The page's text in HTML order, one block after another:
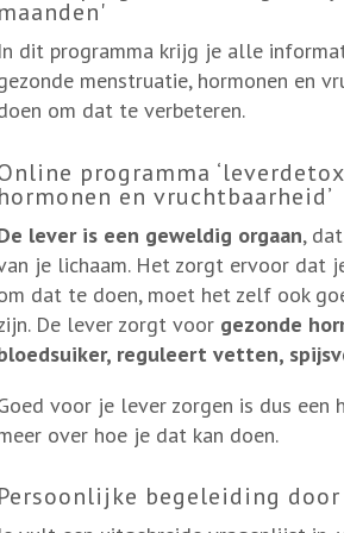
dit programma krijg je alle
menstruatie, hormonen en
om dat te verbeteren.
programma
en vruchtbaarheid’
lever is een geweldig orgaan,
je lichaam. Het zorgt ervoor dat
dat te doen, moet het zelf ook
De lever zorgt voor gezonde
reguleert vetten,
voor je lever zorgen is dus een
over hoe je dat kan doen.
begeleiding